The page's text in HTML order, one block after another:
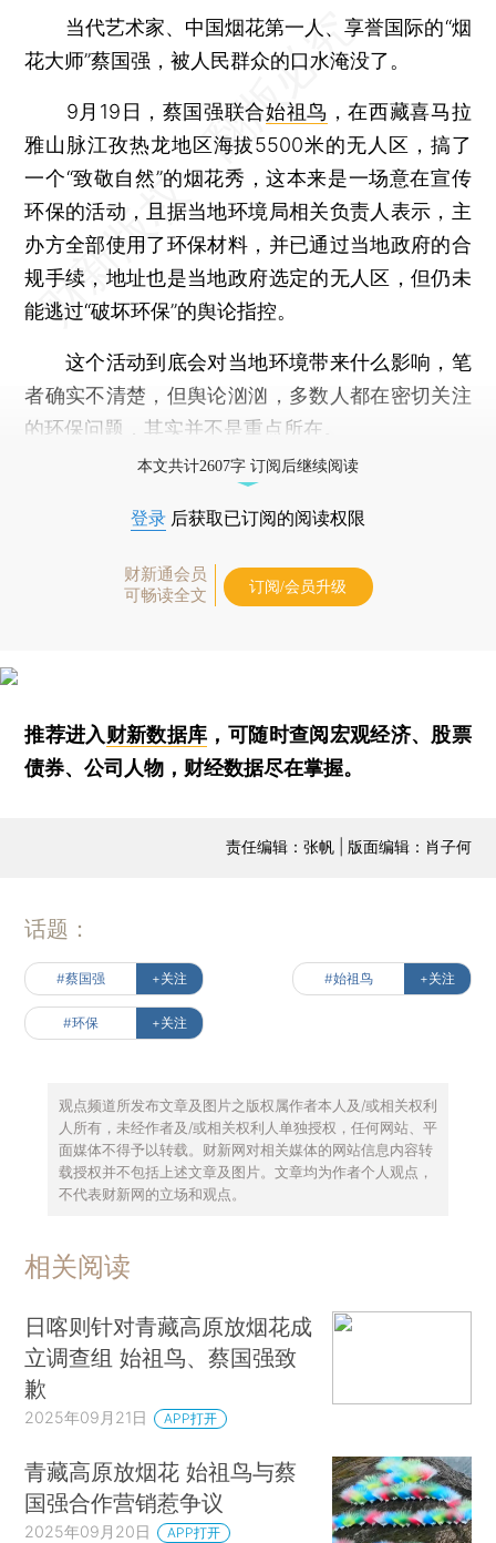
当代艺术家、中国烟花第一人、享誉国际的“烟
花大师”蔡国强，被人民群众的口水淹没了。
9月19日，蔡国强联合始祖鸟 ，在西藏喜马拉
雅山脉江孜热龙地区海拔5500米的无人区，搞了
一个“致敬自然”的烟花秀，这本来是一场意在宣传
环保的活动，且据当地环境局相关负责人表示，主
办方全部使用了环保材料，并已通过当地政府的合
规手续，地址也是当地政府选定的无人区，但仍未
能逃过“破坏环保”的舆论指控。
这个活动到底会对当地环境带来什么影响，笔
者确实不清楚，但舆论汹汹，多数人都在密切关注
的环保问题，其实并不是重点所在。
本文共计2607字 订阅后继续阅读
登录 后获取已订阅的阅读权限
财新通会员
可畅读全文
订阅/会员升级
推荐进入财新数据库 ，可随时查阅宏观经济、股票
债券、公司人物，财经数据尽在掌握。
责任编辑：张帆 | 版面编辑：肖子何
话题：
#蔡国强 +关注 #始祖鸟 +关注
#环保 +关注
观点频道所发布文章及图片之版权属作者本人及/或相关权利
人所有，未经作者及/或相关权利人单独授权，任何网站、平
面媒体不得予以转载。财新网对相关媒体的网站信息内容转
载授权并不包括上述文章及图片。文章均为作者个人观点，
不代表财新网的立场和观点。
相关阅读
日喀则针对青藏高原放烟花成
立调查组 始祖鸟、蔡国强致
歉
2025年09月21日 APP打开
青藏高原放烟花 始祖鸟与蔡
国强合作营销惹争议
2025年09月20日 APP打开